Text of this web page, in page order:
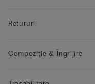
Retururi
Compoziție & Îngrijire